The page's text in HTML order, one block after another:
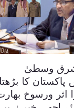
وسطیٰ
پاکستان کا بڑھتا
اثر ورسوخ